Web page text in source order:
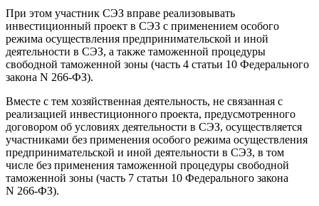
При этом участник СЭЗ вправе реализовывать
инвестиционный проект в СЭЗ с применением особого
режима осуществления предпринимательской и иной
деятельности в СЭЗ, а также таможенной процедуры
свободной таможенной зоны (часть 4 статьи 10 Федерального
закона N 266-ФЗ).
Вместе с тем хозяйственная деятельность, не связанная с
реализацией инвестиционного проекта, предусмотренного
договором об условиях деятельности в СЭЗ, осуществляется
участниками без применения особого режима осуществления
предпринимательской и иной деятельности в СЭЗ, в том
числе без применения таможенной процедуры свободной
таможенной зоны (часть 7 статьи 10 Федерального закона
N 266-ФЗ).